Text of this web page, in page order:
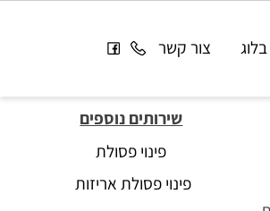
בלוג צור קשר
שירותים נוספים
פינוי פסולת
פינוי פסולת אריזות